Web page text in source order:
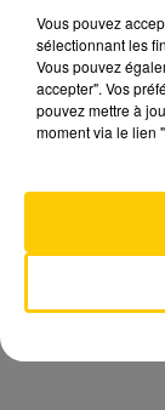
Vous pouvez
sélectionnant les
Vous pouvez
accepter". Vos
pouvez mettre à
moment via le lien